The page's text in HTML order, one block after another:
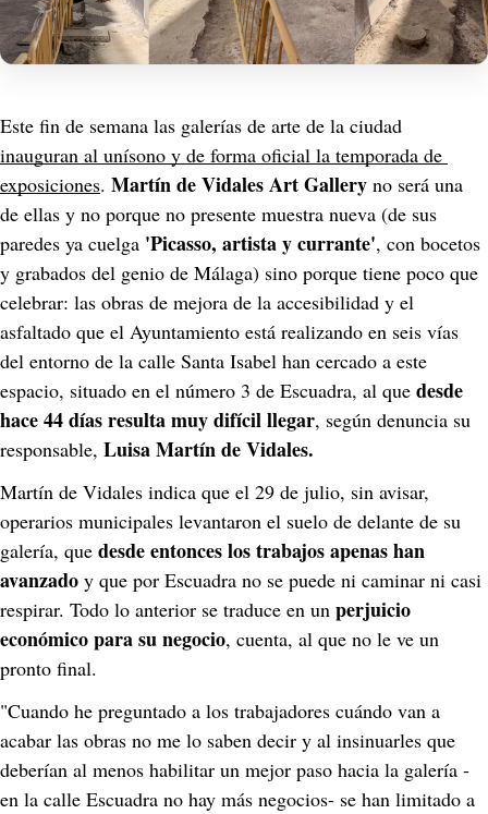
Este fin de semana las galerías de arte de la ciudad
inauguran al unísono y de forma oficial la temporada de
exposiciones. Martín de Vidales Art Gallery no será una
de ellas y no porque no presente muestra nueva (de sus
paredes ya cuelga 'Picasso, artista y currante', con bocetos
y grabados del genio de Málaga) sino porque tiene poco que
celebrar: las obras de mejora de la accesibilidad y el
asfaltado que el Ayuntamiento está realizando en seis vías
del entorno de la calle Santa Isabel han cercado a este
espacio, situado en el número 3 de Escuadra, al que desde
hace 44 días resulta muy difícil llegar, según denuncia su
responsable, Luisa Martín de Vidales.
Martín de Vidales indica que el 29 de julio, sin avisar,
operarios municipales levantaron el suelo de delante de su
galería, que desde entonces los trabajos apenas han
avanzado y que por Escuadra no se puede ni caminar ni casi
respirar. Todo lo anterior se traduce en un perjuicio
económico para su negocio, cuenta, al que no le ve un
pronto final.
"Cuando he preguntado a los trabajadores cuándo van a
acabar las obras no me lo saben decir y al insinuarles que
deberían al menos habilitar un mejor paso hacia la galería -
en la calle Escuadra no hay más negocios- se han limitado a